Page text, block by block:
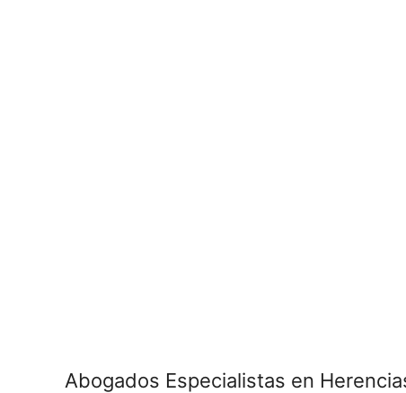
Abogados Especialistas en